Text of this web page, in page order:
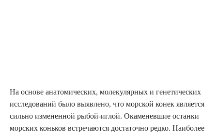
На основе анатомических, молекулярных и генетических
исследований было выявлено, что морской конек является
сильно измененной рыбой-иглой. Окаменевшие останки
морских коньков встречаются достаточно редко. Наиболее